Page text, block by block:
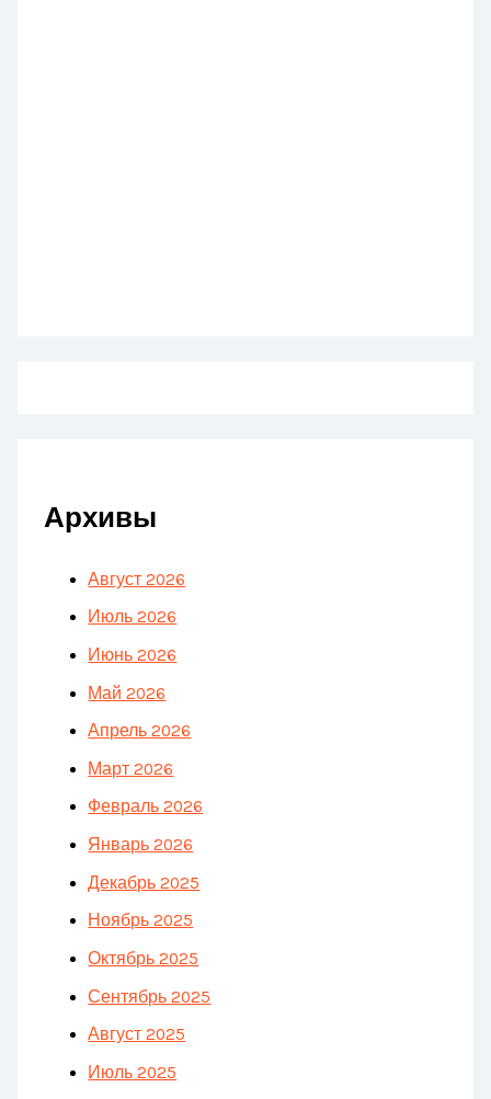
Архивы
Август 2026
Июль 2026
Июнь 2026
Май 2026
Апрель 2026
Март 2026
Февраль 2026
Январь 2026
Декабрь 2025
Ноябрь 2025
Октябрь 2025
Сентябрь 2025
Август 2025
Июль 2025